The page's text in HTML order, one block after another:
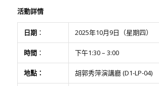
活動詳情
日期： 2025年10月9日（星期四）
時間： 下午1:30 – 3:00
地點： 胡郭秀萍演講廳 (D1-LP-04)